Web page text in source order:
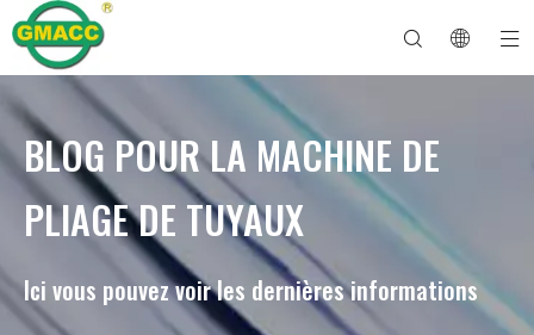
BLOG POUR LA MACHINE DE
PLIAGE DE TUYAUX
Ici vous pouvez voir les dernières informations